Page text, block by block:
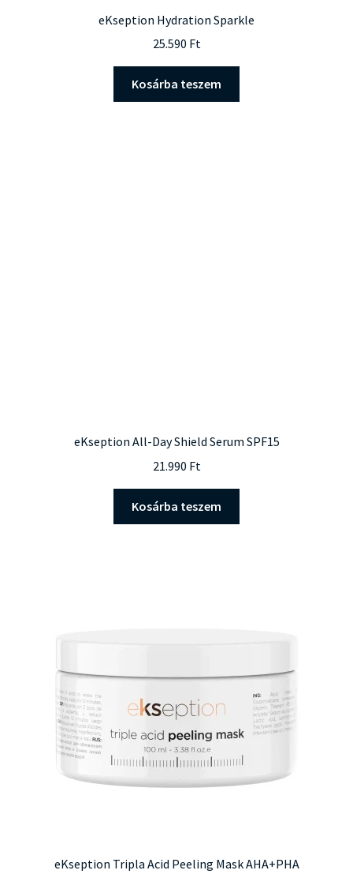
eKseption Hydration Sparkle
25.590 Ft
Kosárba teszem
eKseption All-Day Shield Serum SPF15
21.990 Ft
Kosárba teszem
eKseption Tripla Acid Peeling Mask AHA+PHA